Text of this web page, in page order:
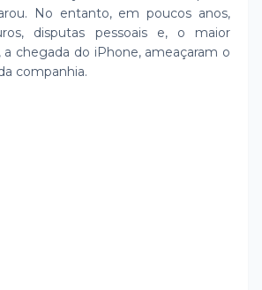
No entanto, em poucos anos,
disputas pessoais e, o maior
chegada do iPhone, ameaçaram o
companhia.